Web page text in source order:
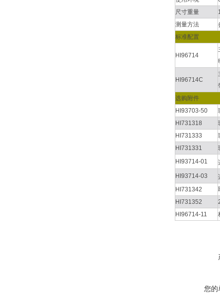
尺寸重量
测量方法
标准配置
HI96714
HI96714C
选购附件
HI93703-50
HI731318
HI731333
HI731331
HI93714-01
HI93714-03
HI731342
HI731352
HI96714-11
您的